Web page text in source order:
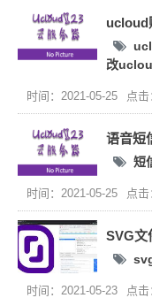
ucloud
改
时间：2021-05-25 点
语音短
短
时间：2021-05-25 点
SVG文
时间：2021-05-23 点